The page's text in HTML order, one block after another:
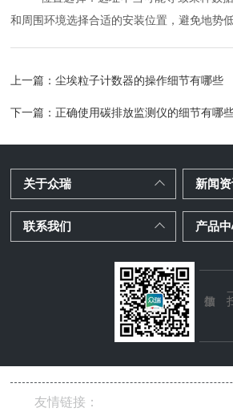
和周围环境选择合适的安装位置，避免地势
上一篇：尘埃粒子计数器的操作细节有哪些
下一篇：正确使用碳排放监测仪的细节有哪
关于众瑞 新闻
联系我们 产品
友情链接：